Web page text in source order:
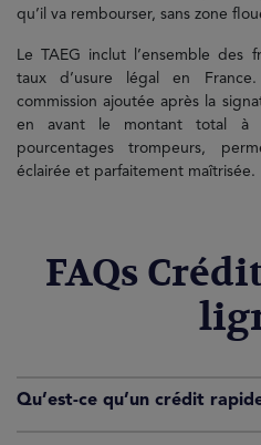
qu’il va rembourser, sans zone
Le TAEG inclut l’ensemble des
taux d’usure légal en
commission ajoutée après la
en avant le montant total à
pourcentages trompeurs,
éclairée et parfaitement maîtrisée.
FAQs
Qu’est-ce qu’un crédit